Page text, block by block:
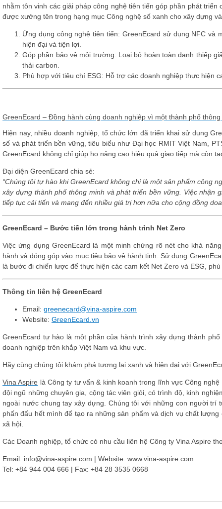
nhằm tôn vinh các giải pháp công nghệ tiên tiến góp phần phát
được xướng tên trong hạng mục Công nghệ số xanh cho xây dựng
Ứng dụng công nghệ tiên tiến: GreenEcard sử dụng NFC và
hiện đại và tiện lợi.
Góp phần bảo vệ môi trường: Loại bỏ hoàn toàn danh thiếp
thải carbon.
Phù hợp với tiêu chí ESG: Hỗ trợ các doanh nghiệp thực hiện
GreenEcard – Đồng hành cùng doanh nghiệp vì một thành phố thông
Hiện nay, nhiều doanh nghiệp, tổ chức lớn đã triển khai sử dụng
số và phát triển bền vững, tiêu biểu như Đại học RMIT Việt Nam
GreenEcard không chỉ giúp họ nâng cao hiệu quả giao tiếp mà còn
Đại diện GreenEcard chia sẻ:
“Chúng tôi tự hào khi GreenEcard không chỉ là một sản phẩm công
xây dựng thành phố thông minh và phát triển bền vững. Việc nhận
tiếp tục cải tiến và mang đến nhiều giá trị hơn nữa cho cộng đồng
GreenEcard – Bước tiến lớn trong hành trình Net Zero
Việc ứng dụng GreenEcard là một minh chứng rõ nét cho khả
hành và đóng góp vào mục tiêu bảo vệ hành tinh. Sử dụng
là bước đi chiến lược để thực hiện các cam kết Net Zero và ESG,
Thông tin liên hệ GreenEcard
Email: greenecard@vina-aspire.com
Website: GreenEcard.vn
GreenEcard tự hào là một phần của hành trình xây dựng thành
doanh nghiệp trên khắp Việt Nam và khu vực.
Hãy cùng chúng tôi khám phá tương lai xanh và hiện đại với
Vina Aspire là Công ty tư vấn & kinh koanh trong lĩnh vực Công
đội ngũ những chuyên gia, cộng tác viên giỏi, có trình độ, kinh
ngoài nước chung tay xây dựng. Chúng tôi với những con người trí
phấn đấu hết mình để tạo ra những sản phẩm và dịch vụ chất
xã hội.
Các Doanh nghiệp, tổ chức có nhu cầu liên hệ Công ty Vina Aspire
Email: info@vina-aspire.com | Website: www.vina-aspire.com
Tel: +84 944 004 666 | Fax: +84 28 3535 0668